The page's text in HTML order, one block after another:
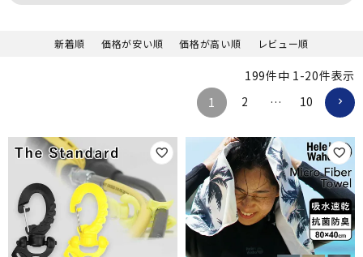
新着順 価格が安い順 価格が高い順 レビュー順
199件中 1 -20件表示
1
2 … 10